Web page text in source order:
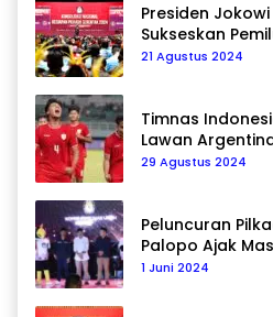
Presiden Jokowi
Sukseskan
21 Agustus 2024
Timnas
Lawan
29 Agustus 2024
Peluncuran
Palopo Ajak
Pilkada Damai
1 Juni 2024